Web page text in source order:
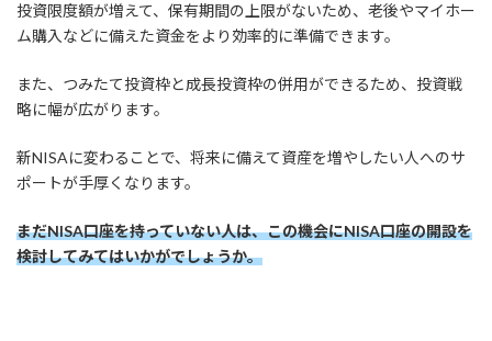
投資限度額が増えて、保有期間の上限がないため、老後やマイホー
ム購入などに備えた資金をより効率的に準備できます。
また、つみたて投資枠と成長投資枠の併用ができるため、投資戦
略に幅が広がります。
新NISAに変わることで、将来に備えて資産を増やしたい人へのサ
ポートが手厚くなります。
まだNISA口座を持っていない人は、この機会にNISA口座の開設を
検討してみてはいかがでしょうか。